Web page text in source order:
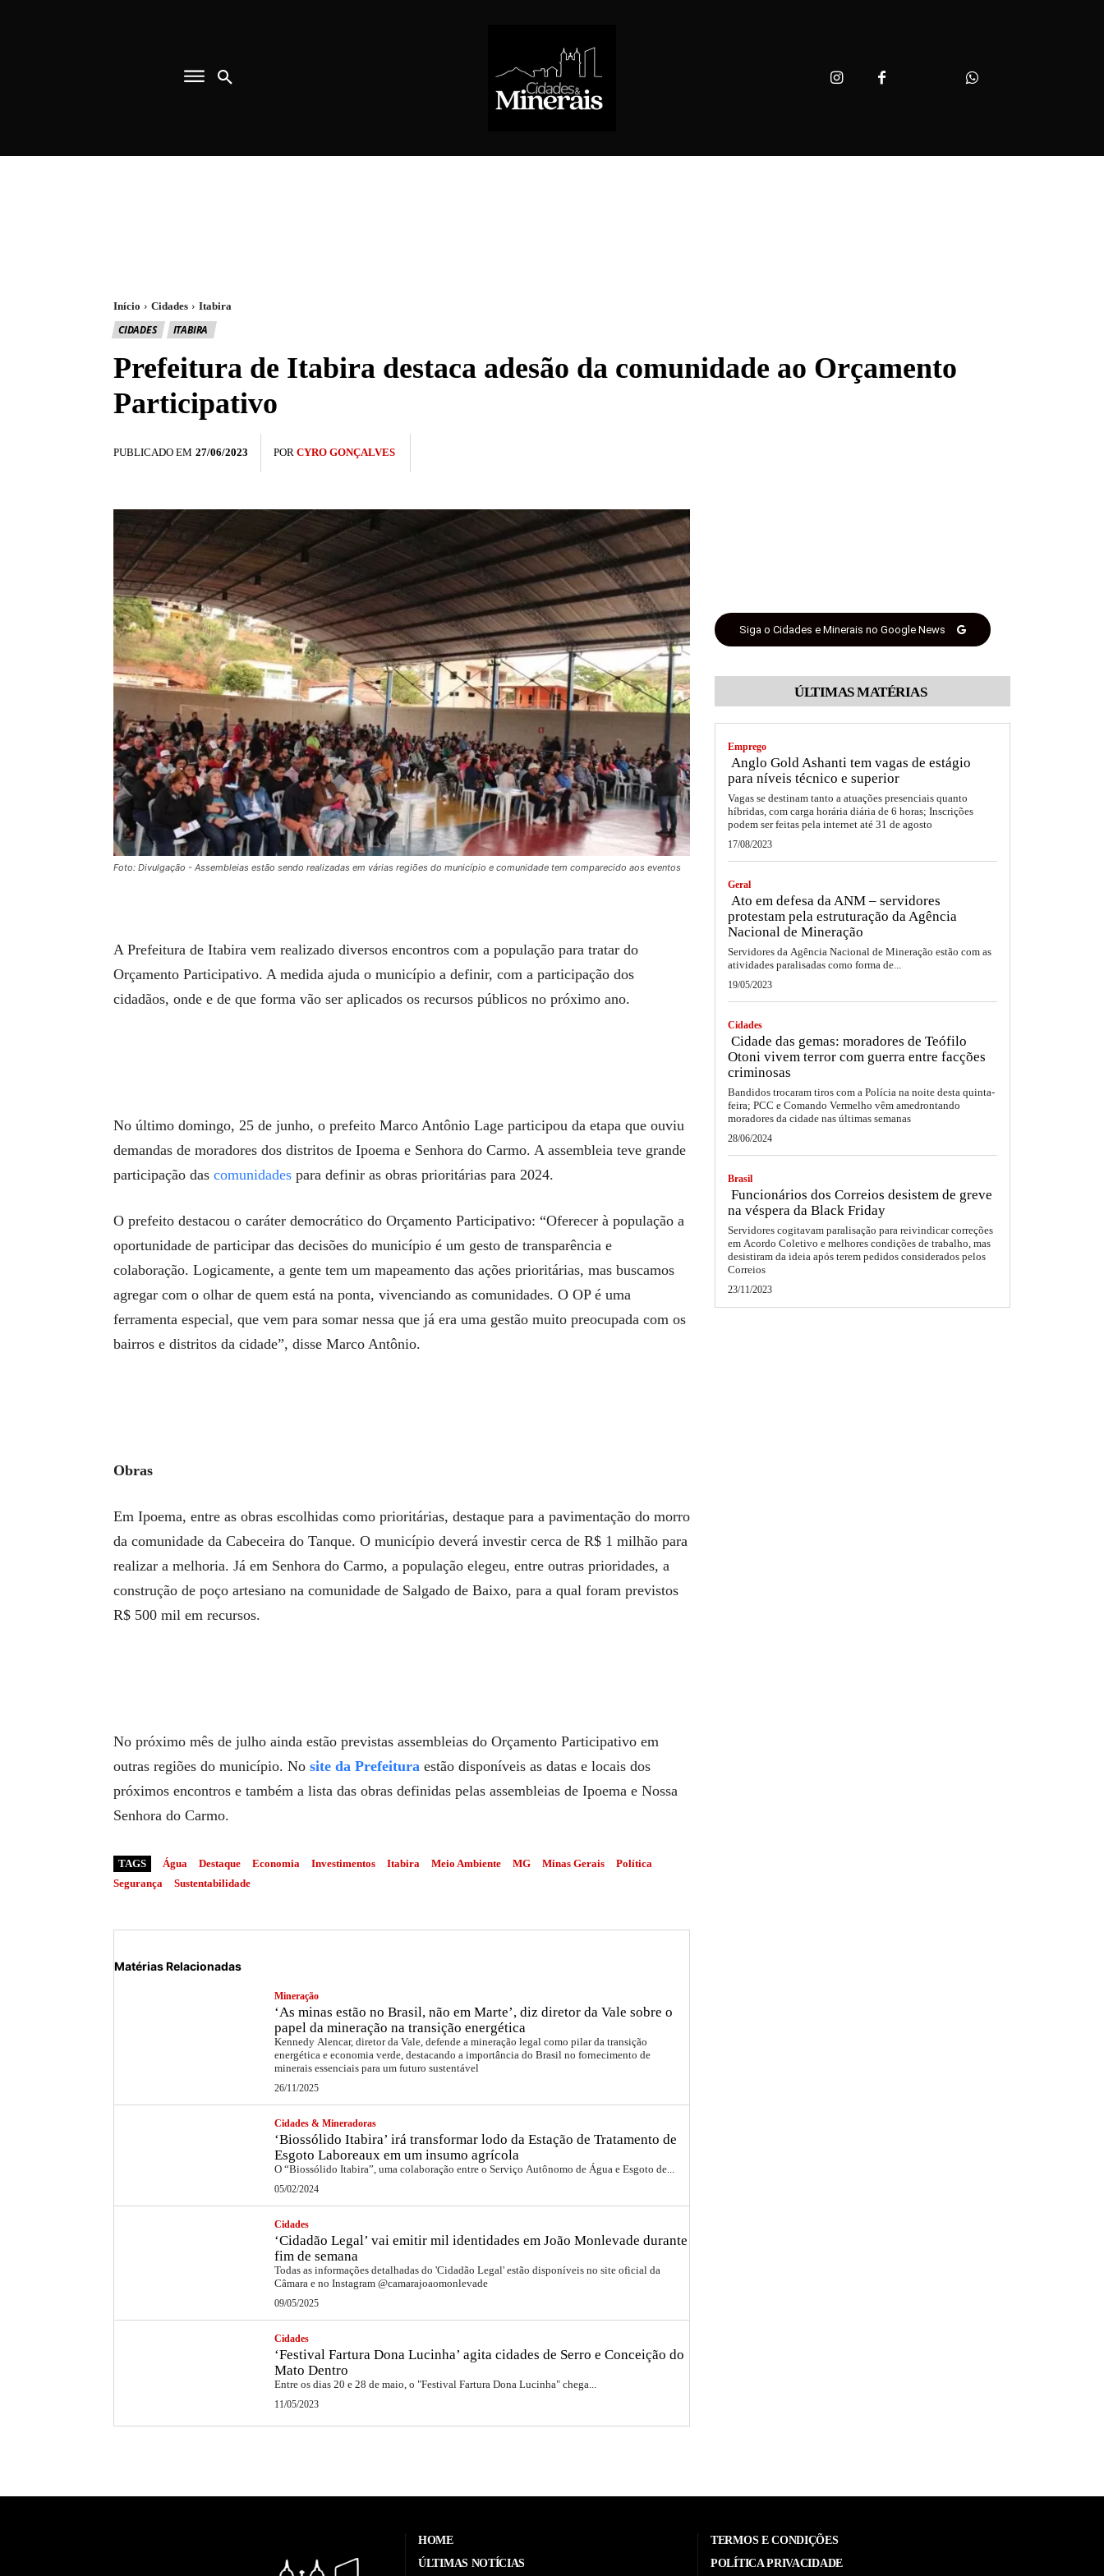
Início Cidades Itabira
CIDADES ITABIRA
Prefeitura de Itabira destaca adesão da comunidade ao Orçamento
Participativo
PUBLICADO EM 27/06/2023 POR CYRO GONÇALVES
Foto: Divulgação - Assembleias estão sendo realizadas em várias regiões do município e comunidade tem comparecido aos eventos
A Prefeitura de Itabira vem realizado diversos encontros com a população para tratar do
Orçamento Participativo. A medida ajuda o município a definir, com a participação dos
cidadãos, onde e de que forma vão ser aplicados os recursos públicos no próximo ano.
No último domingo, 25 de junho, o prefeito Marco Antônio Lage participou da etapa que ouviu
demandas de moradores dos distritos de Ipoema e Senhora do Carmo. A assembleia teve grande
participação das comunidades para definir as obras prioritárias para 2024.
O prefeito destacou o caráter democrático do Orçamento Participativo: “Oferecer à população a
oportunidade de participar das decisões do município é um gesto de transparência e
colaboração. Logicamente, a gente tem um mapeamento das ações prioritárias, mas buscamos
agregar com o olhar de quem está na ponta, vivenciando as comunidades. O OP é uma
ferramenta especial, que vem para somar nessa que já era uma gestão muito preocupada com os
bairros e distritos da cidade”, disse Marco Antônio.
Obras
Em Ipoema, entre as obras escolhidas como prioritárias, destaque para a pavimentação do morro
da comunidade da Cabeceira do Tanque. O município deverá investir cerca de R$ 1 milhão para
realizar a melhoria. Já em Senhora do Carmo, a população elegeu, entre outras prioridades, a
construção de poço artesiano na comunidade de Salgado de Baixo, para a qual foram previstos
R$ 500 mil em recursos.
No próximo mês de julho ainda estão previstas assembleias do Orçamento Participativo em
outras regiões do município. No site da Prefeitura estão disponíveis as datas e locais dos
próximos encontros e também a lista das obras definidas pelas assembleias de Ipoema e Nossa
Senhora do Carmo.
TAGS Água Destaque Economia Investimentos Itabira Meio Ambiente MG Minas Gerais
Política
Segurança
Sustentabilidade
Matérias Relacionadas
Mineração
‘As minas estão no Brasil, não em Marte’, diz diretor da Vale sobre o
papel da mineração na transição energética
Kennedy Alencar, diretor da Vale, defende a mineração legal como pilar da transição
energética e economia verde, destacando a importância do Brasil no fornecimento de
minerais essenciais para um futuro sustentável
26/11/2025
Cidades & Mineradoras
‘Biossólido Itabira’ irá transformar lodo da Estação de Tratamento de
Esgoto Laboreaux em um insumo agrícola
O “Biossólido Itabira”, uma colaboração entre o Serviço Autônomo de Água e Esgoto de...
05/02/2024
Cidades
‘Cidadão Legal’ vai emitir mil identidades em João Monlevade durante
fim de semana
Todas as informações detalhadas do 'Cidadão Legal' estão disponíveis no site oficial da
Câmara e no Instagram @camarajoaomonlevade
09/05/2025
Cidades
‘Festival Fartura Dona Lucinha’ agita cidades de Serro e Conceição do
Mato Dentro
Entre os dias 20 e 28 de maio, o "Festival Fartura Dona Lucinha" chega...
11/05/2023
Siga o Cidades e Minerais no Google News
ÚLTIMAS MATÉRIAS
Emprego
Anglo Gold Ashanti tem vagas de estágio
para níveis técnico e superior
Vagas se destinam tanto a atuações presenciais quanto
híbridas, com carga horária diária de 6 horas; Inscrições
podem ser feitas pela internet até 31 de agosto
17/08/2023
Geral
Ato em defesa da ANM – servidores
protestam pela estruturação da Agência
Nacional de Mineração
Servidores da Agência Nacional de Mineração estão com as
atividades paralisadas como forma de...
19/05/2023
Cidades
Cidade das gemas: moradores de Teófilo
Otoni vivem terror com guerra entre facções
criminosas
Bandidos trocaram tiros com a Polícia na noite desta quinta-
feira; PCC e Comando Vermelho vêm amedrontando
moradores da cidade nas últimas semanas
28/06/2024
Brasil
Funcionários dos Correios desistem de greve
na véspera da Black Friday
Servidores cogitavam paralisação para reivindicar correções
em Acordo Coletivo e melhores condições de trabalho, mas
desistiram da ideia após terem pedidos considerados pelos
Correios
23/11/2023
HOME
ÚLTIMAS NOTÍCIAS
TERMOS E CONDIÇÕES
POLÍTICA PRIVACIDADE